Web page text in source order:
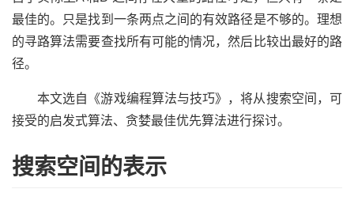
最佳的。只是找到一条两点之间的有效路径是不够的。理想
的寻路算法需要查找所有可能的情况，然后比较出最好的路
径。
本文选自《游戏编程算法与技巧》，将从搜索空间，可
接受的启发式算法、贪婪最佳优先算法进行探讨。
搜索空间的表示